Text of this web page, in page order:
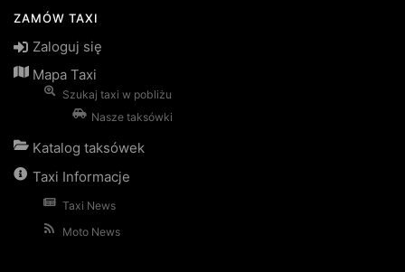
ZAMÓW TAXI
Zaloguj się
Mapa Taxi
Szukaj taxi w pobliżu
Nasze taksówki
Katalog taksówek
Taxi Informacje
Taxi News
Moto News